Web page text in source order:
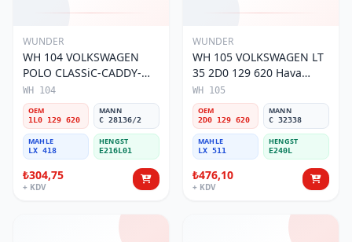
WUNDER
WH 104 VOLKSWAGEN
POLO CLASSiC-CADDY-
SEAT iBiZA 1L0 129 620
Hava Filtresi
WH 104
OEM
1L0 129 620
MANN
C 28136/2
MAHLE
LX 418
HENGST
E216L01
₺304,75
+ KDV
WUNDER
WH 105 VOLKSWAGEN LT
35 2D0 129 620 Hava
Filtresi
WH 105
OEM
2D0 129 620
MANN
C 32338
MAHLE
LX 511
HENGST
E240L
₺476,10
+ KDV